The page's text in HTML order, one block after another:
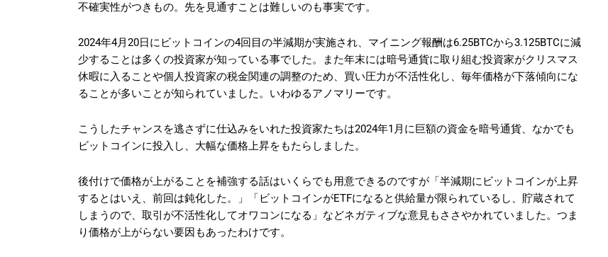
不確実性がつきもの。先を見通すことは難しいのも事実です。
2024年4月20日にビットコインの4回目の半減期が実施され、マイニング報酬は6.25BTCから3.125BTCに減
少することは多くの投資家が知っている事でした。また年末には暗号通貨に取り組む投資家がクリスマス
休暇に入ることや個人投資家の税金関連の調整のため、買い圧力が不活性化し、毎年価格が下落傾向にな
ることが多いことが知られていました。いわゆるアノマリーです。
こうしたチャンスを逃さずに仕込みをいれた投資家たちは2024年1月に巨額の資金を暗号通貨、なかでも
ビットコインに投入し、大幅な価格上昇をもたらしました。
後付けで価格が上がることを補強する話はいくらでも用意できるのですが「半減期にビットコインが上昇
するとはいえ、前回は鈍化した。」「ビットコインがETFになると供給量が限られているし、貯蔵されて
しまうので、取引が不活性化してオワコンになる」などネガティブな意見もささやかれていました。つま
り価格が上がらない要因もあったわけです。